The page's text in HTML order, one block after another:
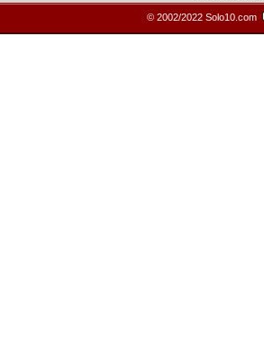
© 2002/2022 Solo10.com